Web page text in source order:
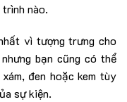
nào.
vì tượng trưng cho
bạn cũng có thể
đen hoặc kem tùy
sự kiện.